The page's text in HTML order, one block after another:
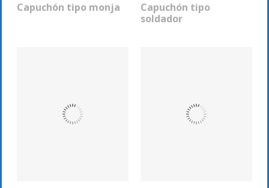
Capuchón tipo monja
COTIZAR
Capuchón tipo
soldador
COTIZAR